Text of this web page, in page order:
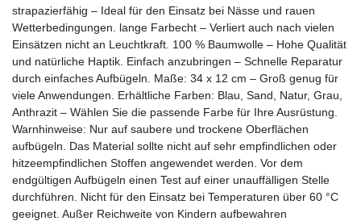
strapazierfähig – Ideal für den Einsatz bei Nässe und rauen
Wetterbedingungen. lange Farbecht – Verliert auch nach vielen
Einsätzen nicht an Leuchtkraft. 100 % Baumwolle – Hohe Qualität
und natürliche Haptik. Einfach anzubringen – Schnelle Reparatur
durch einfaches Aufbügeln. Maße: 34 x 12 cm – Groß genug für
viele Anwendungen. Erhältliche Farben: Blau, Sand, Natur, Grau,
Anthrazit – Wählen Sie die passende Farbe für Ihre Ausrüstung.
Warnhinweise: Nur auf saubere und trockene Oberflächen
aufbügeln. Das Material sollte nicht auf sehr empfindlichen oder
hitzeempfindlichen Stoffen angewendet werden. Vor dem
endgültigen Aufbügeln einen Test auf einer unauffälligen Stelle
durchführen. Nicht für den Einsatz bei Temperaturen über 60 °C
geeignet. Außer Reichweite von Kindern aufbewahren